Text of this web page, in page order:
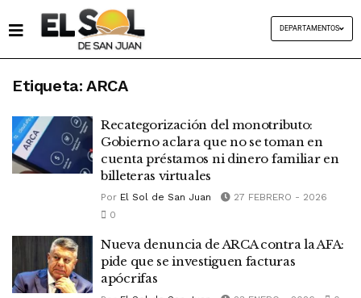
DEPARTAMENTOS
Etiqueta: ARCA
Recategorización del monotributo:
Gobierno aclara que no se toman en
cuenta préstamos ni dinero familiar en
billeteras virtuales
Por El Sol de San Juan
27 FEBRERO - 2026
0
Nueva denuncia de ARCA contra la AFA:
pide que se investiguen facturas
apócrifas